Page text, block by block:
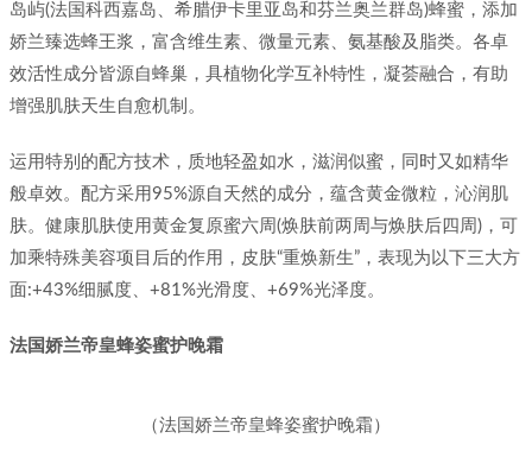
岛屿(法国科西嘉岛、希腊伊卡里亚岛和芬兰奥兰群岛)蜂蜜，添加
娇兰臻选蜂王浆，富含维生素、微量元素、氨基酸及脂类。各卓
效活性成分皆源自蜂巢，具植物化学互补特性，凝荟融合，有助
增强肌肤天生自愈机制。
运用特别的配方技术，质地轻盈如水，滋润似蜜，同时又如精华
般卓效。配方采用95%源自天然的成分，蕴含黄金微粒，沁润肌
肤。健康肌肤使用黄金复原蜜六周(焕肤前两周与焕肤后四周)，可
加乘特殊美容项目后的作用，皮肤“重焕新生”，表现为以下三大方
面:+43%细腻度、+81%光滑度、+69%光泽度。
法国娇兰帝皇蜂姿蜜护晚霜
（法国娇兰帝皇蜂姿蜜护晚霜）